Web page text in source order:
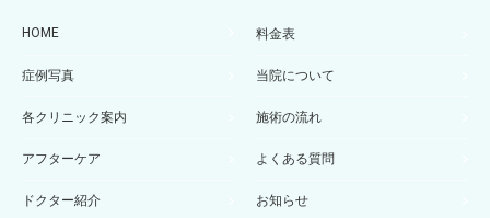
HOME 料金表
症例写真 当院について
各クリニック案内 施術の流れ
アフターケア よくある質問
ドクター紹介 お知らせ